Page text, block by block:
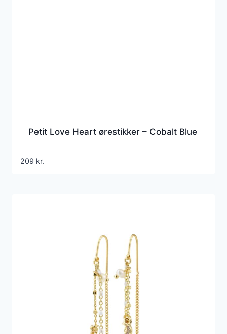
Petit Love Heart ørestikker – Cobalt Blue
209 kr.